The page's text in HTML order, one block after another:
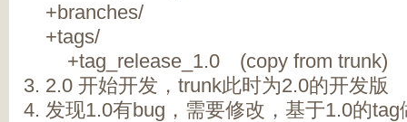
+branches/
+tags/
+tag_release_1.0 (copy from trunk)
2.0 开始开发，trunk此时为2.0的开发版
发现1.0有bug，需要修改，基于1.0的tag